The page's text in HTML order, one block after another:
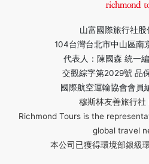
山富國際旅行社股
104台灣台北市中山區南
代表人：陳國森 統一
交觀綜字第2029號 品
國際航空運輸協會會員
穆斯林友善旅行
Richmond Tours is the
global travel
本公司已獲得環境部銀級